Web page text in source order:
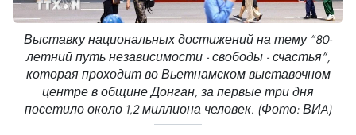
Выставку национальных достижений на тему “80-
летний путь независимости - свободы - счастья”,
которая проходит во Вьетнамском выставочном
центре в общине Донган, за первые три дня
посетило около 1,2 миллиона человек. (Фото: ВИA)